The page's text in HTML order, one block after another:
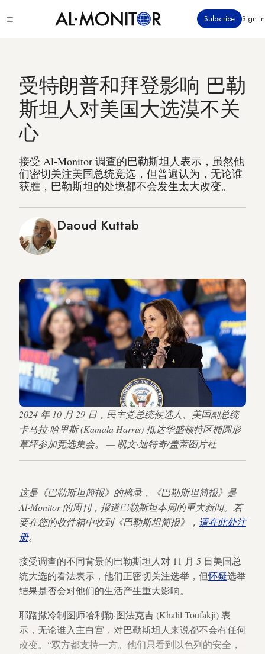
转
Subscribe Sign in
受特朗普和拜登影响 巴勒
斯坦人对美国大选漠不关
心
接受 Al-Monitor 调查的巴勒斯坦人表示，虽然他
们密切关注美国总统竞选，但普遍认为，无论谁
获胜，巴勒斯坦的处境都不会发生太大改变。
Daoud Kuttab
2024 年 10 月 29 日，民主党总统候选人、美国副总统
卡马拉·哈里斯 (Kamala Harris) 抵达华盛顿特区椭圆形
草坪参加竞选集会。 — 凯文·迪特奇/盖蒂图片社
这是《巴勒斯坦简报》的摘录，《巴勒斯坦简报》是
Al-Monitor 的周刊，报道巴勒斯坦本周的重大新闻。若
要在您的收件箱中收到《巴勒斯坦简报》， 请在此处注
册。
接受调查的不同背景的巴勒斯坦人对 11 月 5 日美国总
统大选的看法表示，他们正密切关注选举，但怀疑选举
结果是否会对他们的生活产生重大影响。
耶路撒冷制图师哈利勒·图法克吉 (Khalil Toufakji) 表
示，无论谁入主白宫，对巴勒斯坦人来说都不会有任何
改变。“双方都支持一方。他们只看到以色列的安全，